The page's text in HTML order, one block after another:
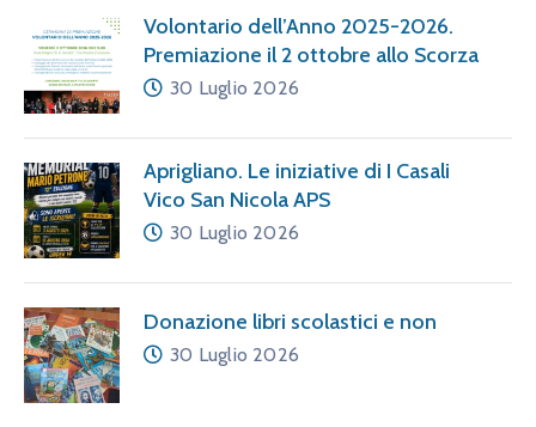
Volontario dell’Anno 2025-2026.
Premiazione il 2 ottobre allo Scorza
30 Luglio 2026
Aprigliano. Le iniziative di I Casali
Vico San Nicola APS
30 Luglio 2026
Donazione libri scolastici e non
30 Luglio 2026